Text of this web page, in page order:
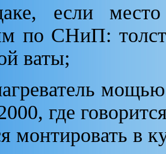
если место
по СНиП:
ваты;
где
монтировать в